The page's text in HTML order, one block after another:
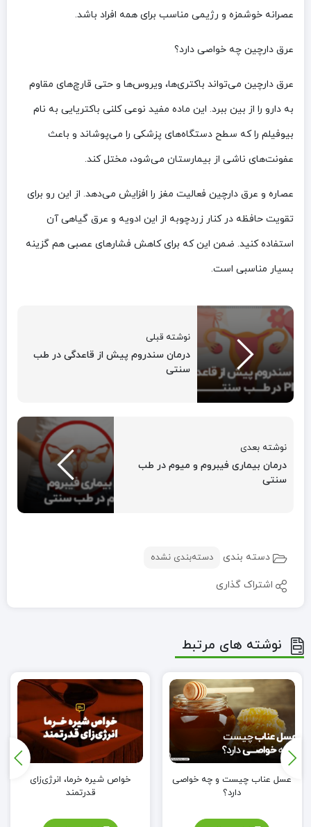
عصرانه خوشمزه و رژیمی مناسب برای همه افراد باشد.
عرق دارچین چه خواصی دارد؟
عرق دارچین می‌تواند باکتری‌ها، ویروس‌ها و حتی قارچ‌های مقاوم
به دارو را از بین ببرد. این ماده مفید نوعی کلنی باکتریایی به نام
بیوفیلم را که سطح دستگاه‌های پزشکی را می‌پوشاند و باعث
عفونت‌های ناشی از بیمارستان می‌شود، مختل کند.
عصاره و عرق دارچین فعالیت مغز را افزایش می‌دهد. از این‌ رو برای
تقویت حافظه در کنار زردچوبه از این ادویه و عرق گیاهی آن
استفاده کنید. ضمن این که برای کاهش فشارهای عصبی هم گزینه
بسیار مناسبی است.
نوشته قبلی
درمان سندروم پیش از قاعدگی در طب
سنتی
نوشته بعدی
درمان بیماری فیبروم و میوم در طب
سنتی
دسته بندی دسته‌بندی نشده
اشتراک گذاری
نوشته های مرتبط
عسل عناب چیست و چه خواصی
دارد؟
خواص شیره خرما، انرژی‌زای
قدرتمند